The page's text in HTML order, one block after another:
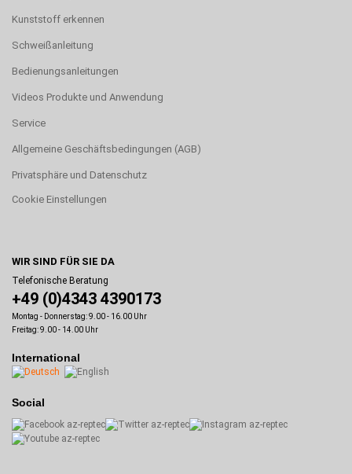
Kunststoff erkennen
Schweißanleitung
Bedienungsanleitungen
Videos Produkte und Anwendung
Service
Allgemeine Geschäftsbedingungen (AGB)
Privatsphäre und Datenschutz
Cookie Einstellungen
WIR SIND FÜR SIE DA
Telefonische Beratung
+49 (0)4343 4390173
Montag - Donnerstag: 9.00 - 16.00 Uhr
Freitag: 9.00 - 14.00 Uhr
International
Social